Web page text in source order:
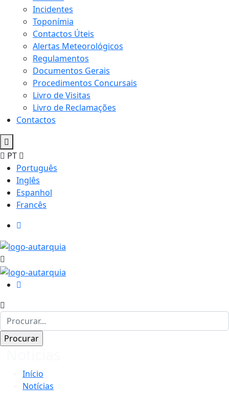
Incidentes
Toponímia
Contactos Úteis
Alertas Meteorológicos
Regulamentos
Documentos Gerais
Procedimentos Concursais
Livro de Visitas
Livro de Reclamações
Contactos
PT
Português
Inglês
Espanhol
Francês
Início
Notícias